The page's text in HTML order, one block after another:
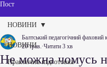
Пост
НОВИНИ
Практична підготовка
НОВИНИ
Не можна чомусь
Балтський педагогічний фаховий
20 трав. Читати 3 хв